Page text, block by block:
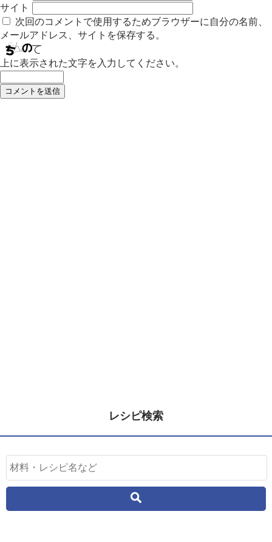
サイト
次回のコメントで使用するためブラウザーに自分の名前、
メールアドレス、サイトを保存する。
上に表示された文字を入力してください。
レシピ検索